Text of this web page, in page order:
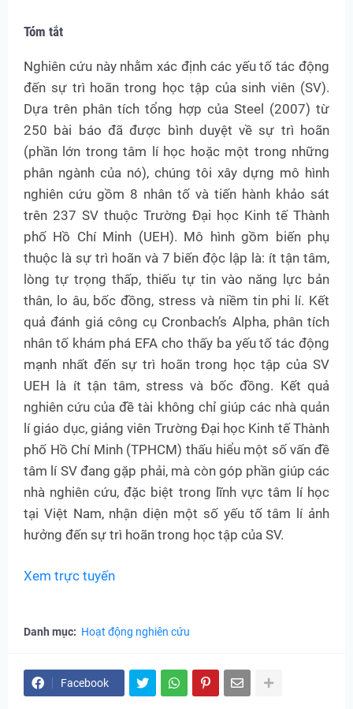
Tóm tắt
Nghiên cứu này nhằm xác định các yếu tố tác động
đến sự trì hoãn trong học tập của sinh viên (SV).
Dựa trên phân tích tổng hợp của Steel (2007) từ
250 bài báo đã được bình duyệt về sự trì hoãn
(phần lớn trong tâm lí học hoặc một trong những
phân ngành của nó), chúng tôi xây dựng mô hình
nghiên cứu gồm 8 nhân tố và tiến hành khảo sát
trên 237 SV thuộc Trường Đại học Kinh tế Thành
phố Hồ Chí Minh (UEH). Mô hình gồm biến phụ
thuộc là sự trì hoãn và 7 biến độc lập là: ít tận tâm,
lòng tự trọng thấp, thiếu tự tin vào năng lực bản
thân, lo âu, bốc đồng, stress và niềm tin phi lí. Kết
quả đánh giá công cụ Cronbach’s Alpha, phân tích
nhân tố khám phá EFA cho thấy ba yếu tố tác động
mạnh nhất đến sự trì hoãn trong học tập của SV
UEH là ít tận tâm, stress và bốc đồng. Kết quả
nghiên cứu của đề tài không chỉ giúp các nhà quản
lí giáo dục, giảng viên Trường Đại học Kinh tế Thành
phố Hồ Chí Minh (TPHCM) thấu hiểu một số vấn đề
tâm lí SV đang gặp phải, mà còn góp phần giúp các
nhà nghiên cứu, đặc biệt trong lĩnh vực tâm lí học
tại Việt Nam, nhận diện một số yếu tố tâm lí ảnh
hưởng đến sự trì hoãn trong học tập của SV.
Xem trực tuyến
Danh mục: Hoạt động nghiên cứu
Facebook